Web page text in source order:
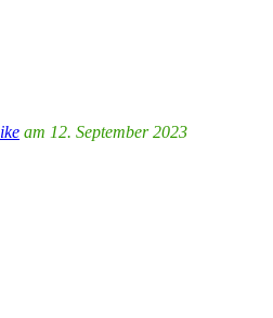
am 12. September 2023